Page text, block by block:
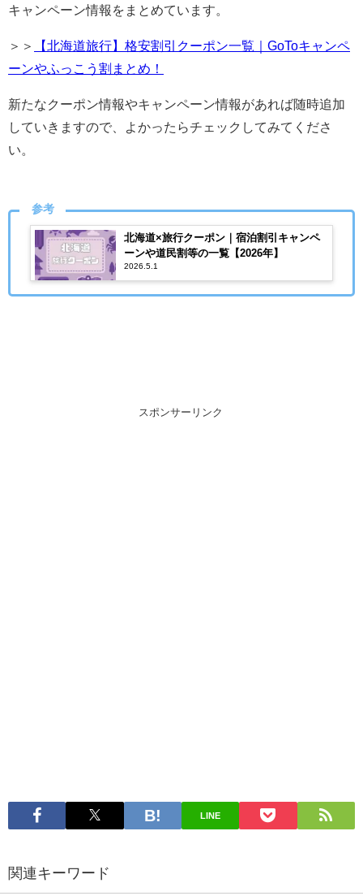
キャンペーン情報をまとめています。
＞＞
【北海道旅行】格安割引クーポン一覧｜GoToキャンペ
ーンやふっこう割まとめ！
新たなクーポン情報やキャンペーン情報があれば随時追加
していきますので、よかったらチェックしてみてくださ
い。
参考
北海道×旅行クーポン｜宿泊割引キャンペ
ーンや道民割等の一覧【2026年】
2026.5.1
スポンサーリンク
LINE
関連キーワード